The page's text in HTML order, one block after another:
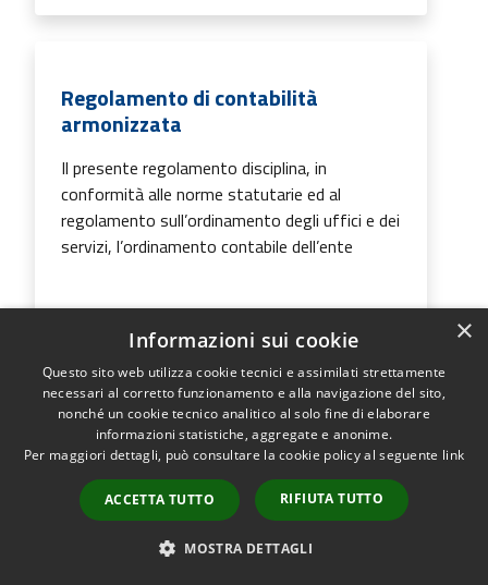
Regolamento di contabilità
armonizzata
Il presente regolamento disciplina, in
conformità alle norme statutarie ed al
regolamento sull’ordinamento degli uffici e dei
servizi, l’ordinamento contabile dell’ente
VAI ALLA PAGINA
Regolamento disciplinante il
rilascio del permesso agli esercenti
la professione sanitaria
Il permesso viene rilasciato ai medici di base,
×
Informazioni sui cookie
Questo sito web utilizza cookie tecnici e assimilati strettamente
necessari al corretto funzionamento e alla navigazione del sito,
nonché un cookie tecnico analitico al solo fine di elaborare
informazioni statistiche, aggregate e anonime.
Per maggiori dettagli, può consultare la cookie policy al seguente link
ACCETTA TUTTO RIFIUTA TUTTO
MOSTRA DETTAGLI